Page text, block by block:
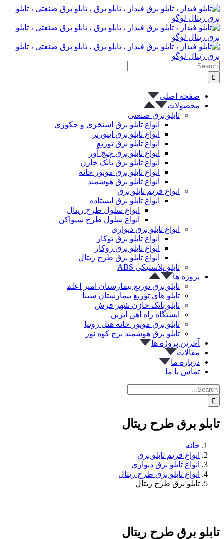
پرش
به
محتوا
Search
for:
صفحه اصلی
محصولات
تابلو برق صنعتی
انواع تابلو برق استخری و جکوزی
انواع تابلو برق اینورتر
انواع تابلو برق توزیع
انواع تابلو برق چنج آور
انواع تابلو برق بانک خازن
انواع تابلو برق موتور خانه
انواع تابلو برق هوشمند
انواع فریم تابلو برق
انواع تابلو برق ایستاده
انواع سلول طرح ریتال
انواع سلول طرح سیواکن
انواع تابلو برق دیواری
انواع تابلو برق توکار
انواع تابلو برق روکار
انواع تابلو برق طرح ریتال
تابلو پلاستیکی ABS
پروژه ها
تابلو برق توزیع بیمارستان امیر اعلم
تابلو های توزیع بیمارستان سینا
تابلو بانک خازن شهر فرش
ایستگاه راه آهن آپرین
تابلو برق موتور خانه هتل رونیا
تابلو برق هوشمند برج کوه نور
آخرین پروژه ها
مقالات
درباره ما
تماس با ما
Search
for:
تابلو برق طرح ریتال
خانه
انواع فریم تابلو برق
انواع تابلو برق دیواری
انواع تابلو برق طرح ریتال
تابلو برق طرح ریتال
تابلو برق طرح ریتال